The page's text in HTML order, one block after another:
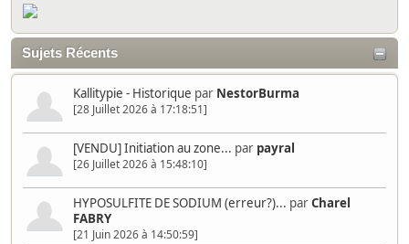
Sujets Récents
Kallitypie - Historique par NestorBurma
[28 Juillet 2026 à 17:18:51]
[VENDU] Initiation au zone... par payral
[26 Juillet 2026 à 15:48:10]
HYPOSULFITE DE SODIUM (erreur?)... parCharel
FABRY
[21 Juin 2026 à 14:50:59]